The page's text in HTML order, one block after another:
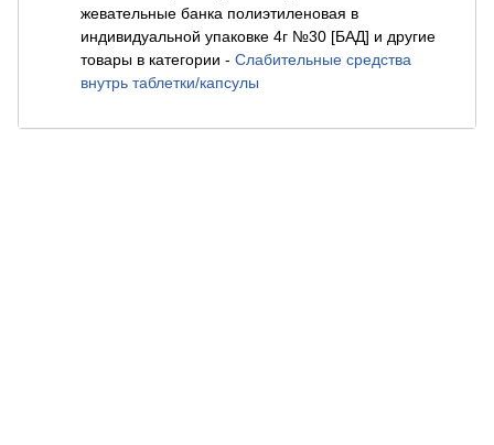
жевательные банка полиэтиленовая в
индивидуальной упаковке 4г №30 [БАД] и другие
товары в категории - Слабительные средства
внутрь таблетки/капсулы